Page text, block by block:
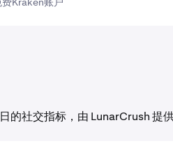
的社交指标，由 LunarCrush 提供